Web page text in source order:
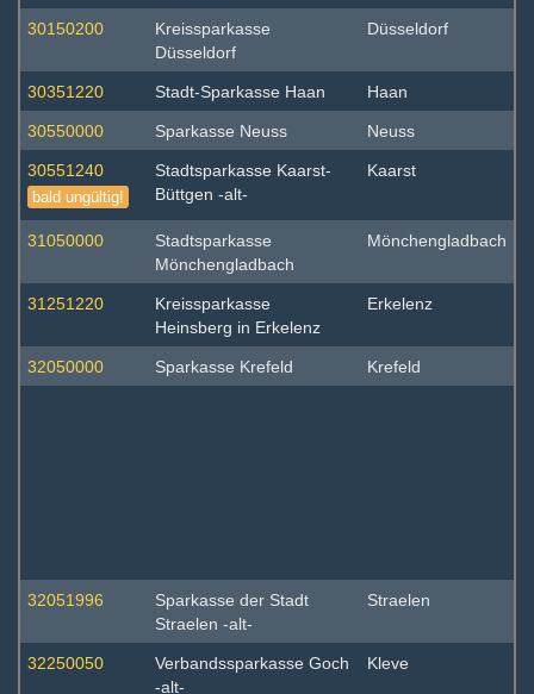
30150200
Kreissparkasse
Düsseldorf
Düsseldorf
30351220 Stadt-Sparkasse Haan Haan
30550000 Sparkasse Neuss Neuss
30551240
bald ungültig!
Stadtsparkasse Kaarst-
Büttgen -alt-
Kaarst
31050000
Stadtsparkasse
Mönchengladbach
Mönchengladbach
31251220
Kreissparkasse
Heinsberg in Erkelenz
Erkelenz
32050000 Sparkasse Krefeld Krefeld
32051996
Sparkasse der Stadt
Straelen -alt-
Straelen
32250050
Verbandssparkasse Goch
-alt-
Kleve